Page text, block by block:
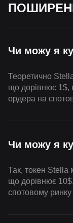
Чи можу я
Теоретично Stella
що дорівнює 1$,
ордера на
Чи можу я
Так, токен Stella
що дорівнює
спотовому